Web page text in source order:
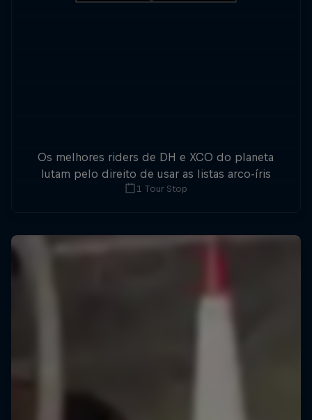
Os melhores riders de DH e XCO do planeta
lutam pelo direito de usar as listas arco-íris
1 Tour Stop